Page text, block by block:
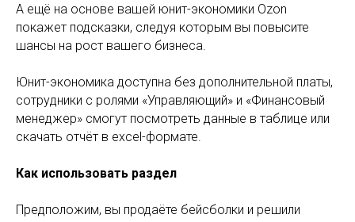
А ещё на основе вашей юнит-экономики Ozon
покажет подсказки, следуя которым вы повысите
шансы на рост вашего бизнеса.
Юнит-экономика доступна без дополнительной платы,
сотрудники с ролями «Управляющий» и «Финансовый
менеджер» смогут посмотреть данные в таблице или
скачать отчёт в excel-формате.
Как использовать раздел
Предположим, вы продаёте бейсболки и решили